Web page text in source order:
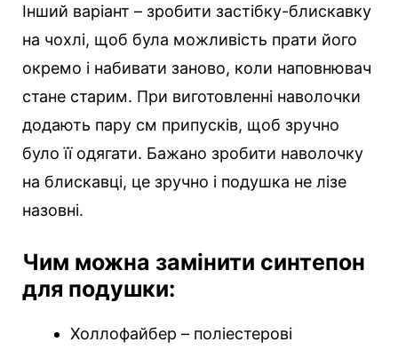
Інший варіант – зробити застібку-блискавку
на чохлі, щоб була можливість прати його
окремо і набивати заново, коли наповнювач
стане старим. При виготовленні наволочки
додають пару см припусків, щоб зручно
було її одягати. Бажано зробити наволочку
на блискавці, це зручно і подушка не лізе
назовні.
Чим можна замінити синтепон
для подушки:
Холлофайбер – поліестерові